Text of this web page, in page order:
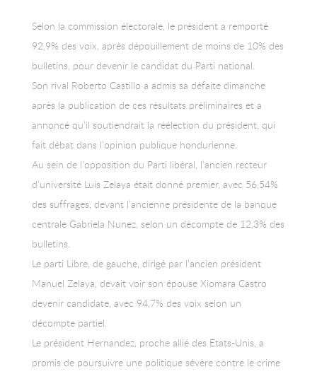
Selon la commission électorale, le président a remporté
92,9% des voix, après dépouillement de moins de 10% des
bulletins, pour devenir le candidat du Parti national.
Son rival Roberto Castillo a admis sa défaite dimanche
après la publication de ces résultats préliminaires et a
annoncé qu’il soutiendrait la réélection du président, qui
fait débat dans l’opinion publique hondurienne.
Au sein de l’opposition du Parti libéral, l’ancien recteur
d’université Luis Zelaya était donné premier, avec 56,54%
des suffrages, devant l’ancienne présidente de la banque
centrale Gabriela Nunez, selon un décompte de 12,3% des
bulletins.
Le parti Libre, de gauche, dirigé par l’ancien président
Manuel Zelaya, devait voir son épouse Xiomara Castro
devenir candidate, avec 94,7% des voix selon un
décompte partiel.
Le président Hernandez, proche allié des Etats-Unis, a
promis de poursuivre une politique sévère contre le crime